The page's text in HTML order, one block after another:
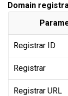
Domain
Registrar ID
Registrar
Registrar URL